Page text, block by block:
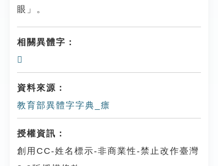
眼」。
相關異體字：
𤼄
資料來源：
教育部異體字字典_瘭
授權資訊：
創用CC-姓名標示-非商業性-禁止改作臺灣